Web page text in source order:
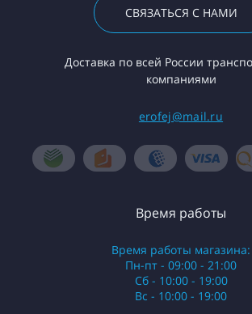
СВЯЗАТЬСЯ С НАМИ
Доставка по всей России
компаниями
erofej@mail.ru
Время работы
Время работы магазина:
Пн-пт - 09:00 - 21:00
Сб - 10:00 - 19:00
Вс - 10:00 - 19:00